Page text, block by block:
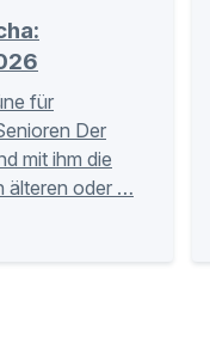
für
Der
mit ihm die
älteren oder …